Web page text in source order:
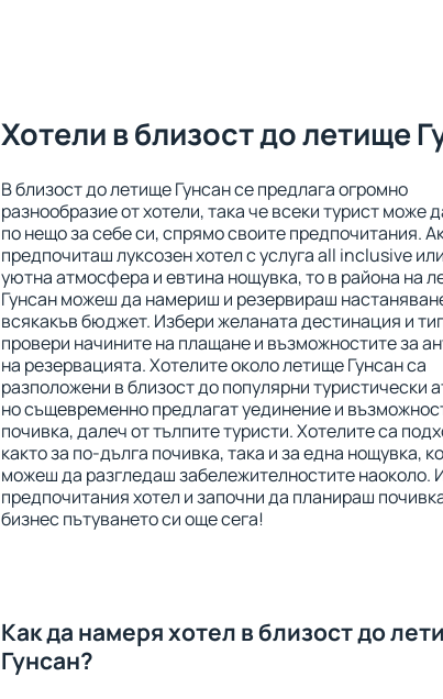
Хотели в близост до летище
В близост до летище Гунсан се предлага огромно
разнообразие от хотели, така че всеки турист може
по нещо за себе си, спрямо своите предпочитания.
предпочиташ луксозен хотел с услуга all inclusive
уютна атмосфера и евтина нощувка, то в района на
Гунсан можеш да намериш и резервираш
всякакъв бюджет. Избери желаната дестинация и
провери начините на плащане и възможностите за
на резервацията. Хотелите около летище Гунсан са
разположени в близост до популярни туристически
но същевременно предлагат уединение и
почивка, далеч от тълпите туристи. Хотелите са
както за по-дълга почивка, така и за една нощувка,
можеш да разгледаш забележителностите наоколо.
предпочитания хотел и започни да планираш
бизнес пътуването си още сега!
Как да намеря хотел в близост до
Гунсан?